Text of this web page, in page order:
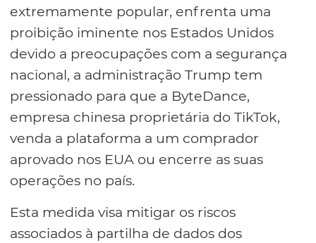
extremamente popular, enfrenta uma
proibição iminente nos Estados Unidos
devido a preocupações com a segurança
nacional, a administração Trump tem
pressionado para que a ByteDance,
empresa chinesa proprietária do TikTok,
venda a plataforma a um comprador
aprovado nos EUA ou encerre as suas
operações no país.
Esta medida visa mitigar os riscos
associados à partilha de dados dos